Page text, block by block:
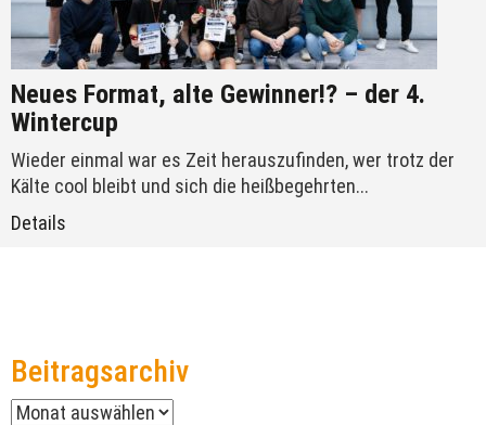
Neues Format, alte Gewinner!? – der 4.
Wintercup
Wieder einmal war es Zeit herauszufinden, wer trotz der
Kälte cool bleibt und sich die heißbegehrten...
Details
Beitragsarchiv
Beitragsarchiv